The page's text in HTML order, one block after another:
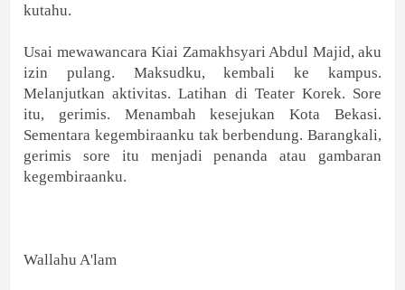
kutahu.
Usai mewawancara Kiai Zamakhsyari Abdul Majid, aku
izin pulang. Maksudku, kembali ke kampus.
Melanjutkan aktivitas. Latihan di Teater Korek. Sore
itu, gerimis. Menambah kesejukan Kota Bekasi.
Sementara kegembiraanku tak berbendung. Barangkali,
gerimis sore itu menjadi penanda atau gambaran
kegembiraanku.
Wallahu A'lam